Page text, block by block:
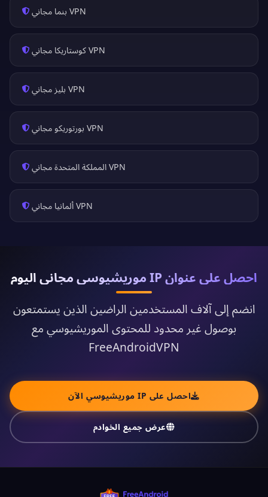
VPN بنما مجاني
VPN كوستاريكا مجاني
VPN بليز مجاني
VPN بورتوريكو مجاني
VPN المملكة المتحدة مجاني
VPN ألمانيا مجاني
احصل على عنوان IP موريشيوسي مجاني اليوم
انضم إلى آلاف المستخدمين الراضين الذين يستمتعون
بوصول غير محدود للمحتوى الموريشيوسي مع
FreeAndroidVPN
احصل على IP موريشيوسي الآن
عرض جميع الخوادم